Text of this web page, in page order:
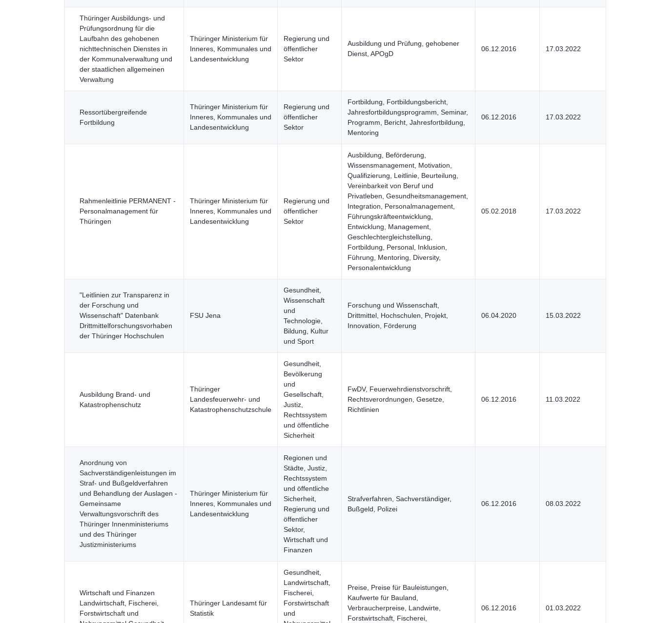
Thüringer Ausbildungs- und
Prüfungsordnung für die
Laufbahn des gehobenen
nichttechnischen Dienstes in
der Kommunalverwaltung und
der staatlichen allgemeinen
Verwaltung
Thüringer Ministerium für
Inneres, Kommunales und
Landesentwicklung
Regierung und
öffentlicher
Sektor
Ausbildung und Prüfung, gehobener
Dienst, APOgD
06.12.2016 17.03.2022
Ressortübergreifende
Fortbildung
Thüringer Ministerium für
Inneres, Kommunales und
Landesentwicklung
Regierung und
öffentlicher
Sektor
Fortbildung, Fortbildungsbericht,
Jahresfortbildungsprogramm, Seminar,
Programm, Bericht, Jahresfortbildung,
Mentoring
06.12.2016 17.03.2022
Rahmenleitlinie PERMANENT -
Personalmanagement für
Thüringen
Thüringer Ministerium für
Inneres, Kommunales und
Landesentwicklung
Regierung und
öffentlicher
Sektor
Ausbildung, Beförderung,
Wissensmanagement, Motivation,
Qualifizierung, Leitlinie, Beurteilung,
Vereinbarkeit von Beruf und
Privatleben, Gesundheitsmanagement,
Integration, Personalmanagement,
Führungskräfteentwicklung,
Entwicklung, Management,
Geschlechtergleichstellung,
Fortbildung, Personal, Inklusion,
Führung, Mentoring, Diversity,
Personalentwicklung
05.02.2018 17.03.2022
"Leitlinien zur Transparenz in
der Forschung und
Wissenschaft" Datenbank
Drittmittelforschungsvorhaben
der Thüringer Hochschulen
FSU Jena
Gesundheit,
Wissenschaft
und
Technologie,
Bildung, Kultur
und Sport
Forschung und Wissenschaft,
Drittmittel, Hochschulen, Projekt,
Innovation, Förderung
06.04.2020 15.03.2022
Ausbildung Brand- und
Katastrophenschutz
Thüringer
Landesfeuerwehr- und
Katastrophenschutzschule
Gesundheit,
Bevölkerung
und
Gesellschaft,
Justiz,
Rechtssystem
und öffentliche
Sicherheit
FwDV, Feuerwehrdienstvorschrift,
Rechtsverordnungen, Gesetze,
Richtlinien
06.12.2016 11.03.2022
Anordnung von
Sachverständigenleistungen im
Straf- und Bußgeldverfahren
und Behandlung der Auslagen -
Gemeinsame
Verwaltungsvorschrift des
Thüringer Innenministeriums
und des Thüringer
Justizministeriums
Thüringer Ministerium für
Inneres, Kommunales und
Landesentwicklung
Regionen und
Städte, Justiz,
Rechtssystem
und öffentliche
Sicherheit,
Regierung und
öffentlicher
Sektor,
Wirtschaft und
Finanzen
Strafverfahren, Sachverständiger,
Bußgeld, Polizei
06.12.2016 08.03.2022
Wirtschaft und Finanzen
Landwirtschaft, Fischerei,
Forstwirtschaft und
Thüringer Landesamt für
Statistik
Gesundheit,
Landwirtschaft,
Fischerei,
Forstwirtschaft
und
Preise, Preise für Bauleistungen,
Kaufwerte für Bauland,
Verbraucherpreise, Landwirte,
Forstwirtschaft, Fischerei,
06.12.2016 01.03.2022